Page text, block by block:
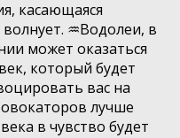
касающаяся
♒️Водолеи, в
может оказаться
который будет
вас на
лучше
в чувство будет